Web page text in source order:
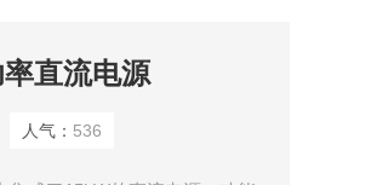
直流电源
人气： 536